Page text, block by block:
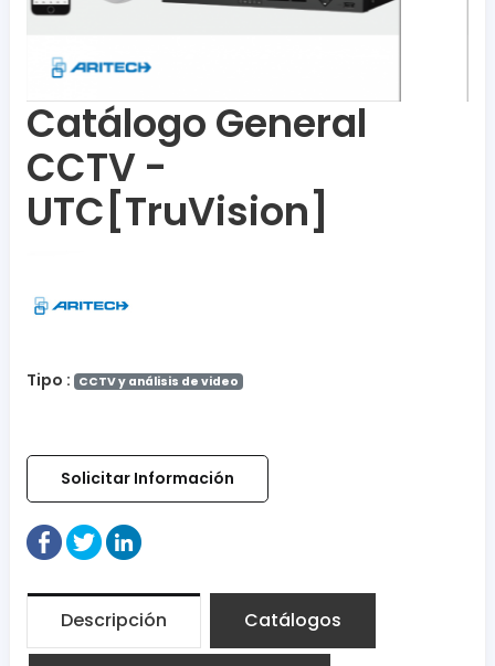
Catálogo General
CCTV -
UTC[TruVision]
Tipo : CCTV y análisis de video
Solicitar Información
Descripción Catálogos